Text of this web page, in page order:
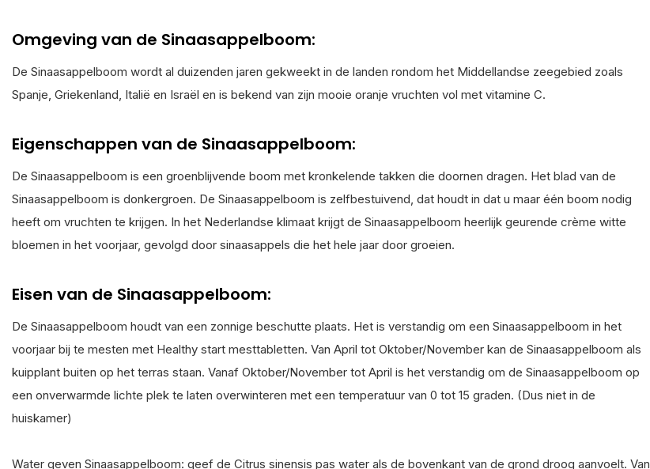
Omgeving van de Sinaasappelboom:
De Sinaasappelboom wordt al duizenden jaren gekweekt in de landen rondom het Middellandse zeegebied zoals
Spanje, Griekenland, Italië en Israël en is bekend van zijn mooie oranje vruchten vol met vitamine C.
Eigenschappen van de Sinaasappelboom:
De Sinaasappelboom is een groenblijvende boom met kronkelende takken die doornen dragen. Het blad van de
Sinaasappelboom is donkergroen. De Sinaasappelboom is zelfbestuivend, dat houdt in dat u maar één boom nodig
heeft om vruchten te krijgen. In het Nederlandse klimaat krijgt de Sinaasappelboom heerlijk geurende crème witte
bloemen in het voorjaar, gevolgd door sinaasappels die het hele jaar door groeien.
Eisen van de Sinaasappelboom:
De Sinaasappelboom houdt van een zonnige beschutte plaats. Het is verstandig om een Sinaasappelboom in het
voorjaar bij te mesten met Healthy start mesttabletten. Van April tot Oktober/November kan de Sinaasappelboom als
kuipplant buiten op het terras staan. Vanaf Oktober/November tot April is het verstandig om de Sinaasappelboom op
een onverwarmde lichte plek te laten overwinteren met een temperatuur van 0 tot 15 graden. (Dus niet in de
huiskamer)
Water geven Sinaasappelboom: geef de Citrus sinensis pas water als de bovenkant van de grond droog aanvoelt. Van